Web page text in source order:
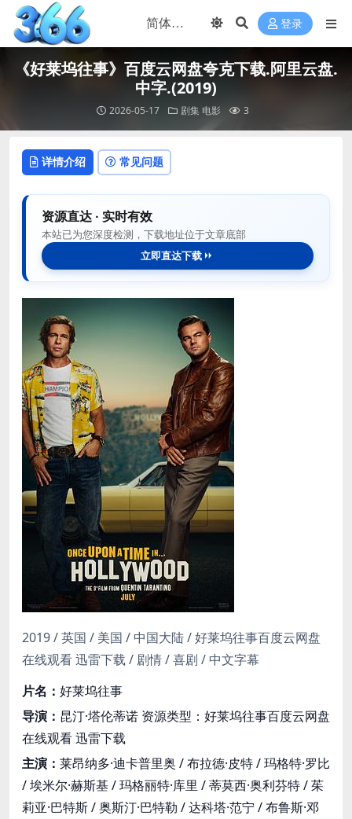
登录
《好莱坞往事》百度云网盘夸克下载.阿里云盘.
中字.(2019)
2026-05-17 剧集 电影 3
详情介绍 常见问题
资源直达 · 实时有效
本站已为您深度检测，下载地址位于文章底部
立即直达下载
2019 / 英国 / 美国 / 中国大陆 / 好莱坞往事百度云网盘
在线观看 迅雷下载 / 剧情 / 喜剧 / 中文字幕
片名： 好莱坞往事
导演： 昆汀·塔伦蒂诺 资源类型：好莱坞往事百度云网盘
在线观看 迅雷下载
主演： 莱昂纳多·迪卡普里奥 / 布拉德·皮特 / 玛格特·罗比
/ 埃米尔·赫斯基 / 玛格丽特·库里 / 蒂莫西·奥利芬特 / 茱
莉亚·巴特斯 / 奥斯汀·巴特勒 / 达科塔·范宁 / 布鲁斯·邓